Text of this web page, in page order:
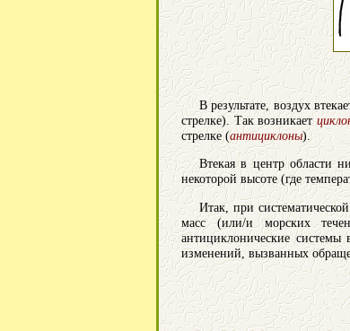
В результате, воздух
стрелке). Так возникает
стрелке (антициклоны).
Втекая в центр области
некоторой высоте (где
Итак, при
масс (или/и морских
антициклонические
изменений, вызванных